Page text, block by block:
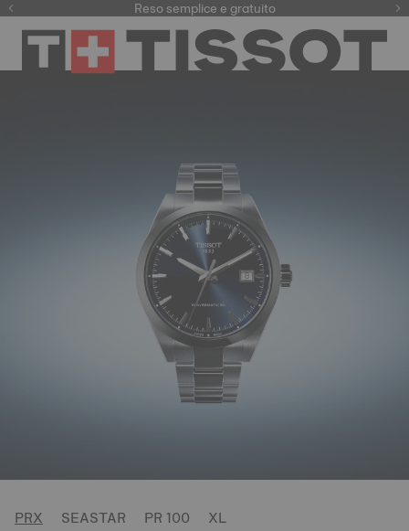
Reso semplice e gratuito
PRX SEASTAR PR 100 XL